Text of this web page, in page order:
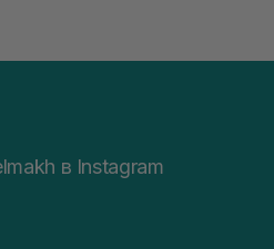
в Instagram